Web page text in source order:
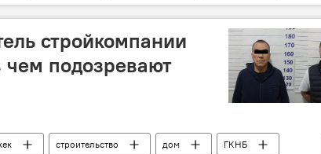
стройкомпании
подозревают
строительство дом
ГКНБ